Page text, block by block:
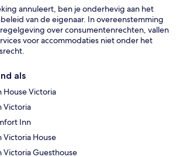
annuleert, ben je onderhevig aan het
van de eigenaar. In overeenstemming
over consumentenrechten, vallen
voor accommodaties niet onder het
als
House Victoria
Victoria
Inn
Victoria House
Victoria Guesthouse